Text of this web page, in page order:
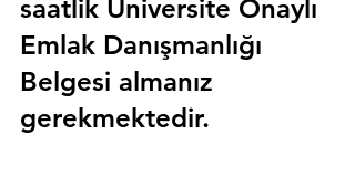
saatlik Üniversite Onaylı
Emlak Danışmanlığı
Belgesi almanız
gerekmektedir.